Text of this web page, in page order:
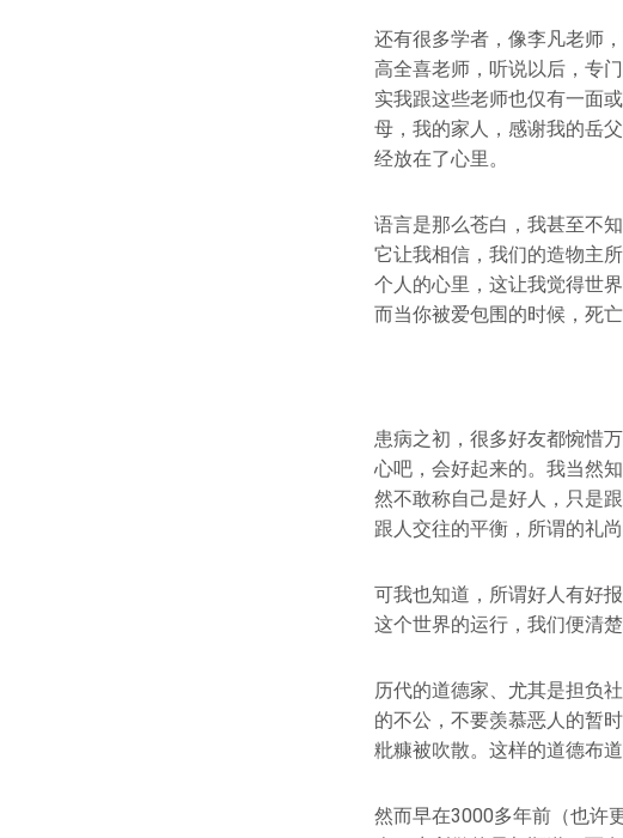
还有很多学者，像李凡老师
高全喜老师，听说以后，专
实我跟这些老师也仅有一面
母，我的家人，感谢我的岳
经放在了心里。
语言是那么苍白，我甚至不
它让我相信，我们的造物主
个人的心里，这让我觉得世
而当你被爱包围的时候，死
患病之初，很多好友都惋惜
心吧，会好起来的。我当然
然不敢称自己是好人，只是
跟人交往的平衡，所谓的礼尚
可我也知道，所谓好人有好
这个世界的运行，我们便清
历代的道德家、尤其是担负
的不公，不要羡慕恶人的暂
粃糠被吹散。这样的道德布
然而早在3000多年前（也许